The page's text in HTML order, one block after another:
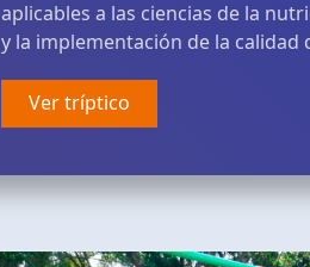
aplicables a las ciencias de la
y la implementación de la calidad
Ver tríptico